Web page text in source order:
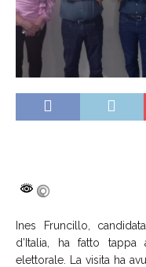
Ines Fruncillo,
d’Italia, ha fatto
elettorale. La visita ha